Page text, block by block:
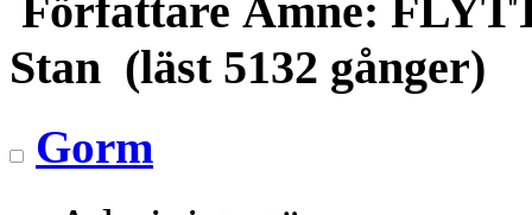
Författare Ämne:
Stan (läst 5132 gånger)
Gorm